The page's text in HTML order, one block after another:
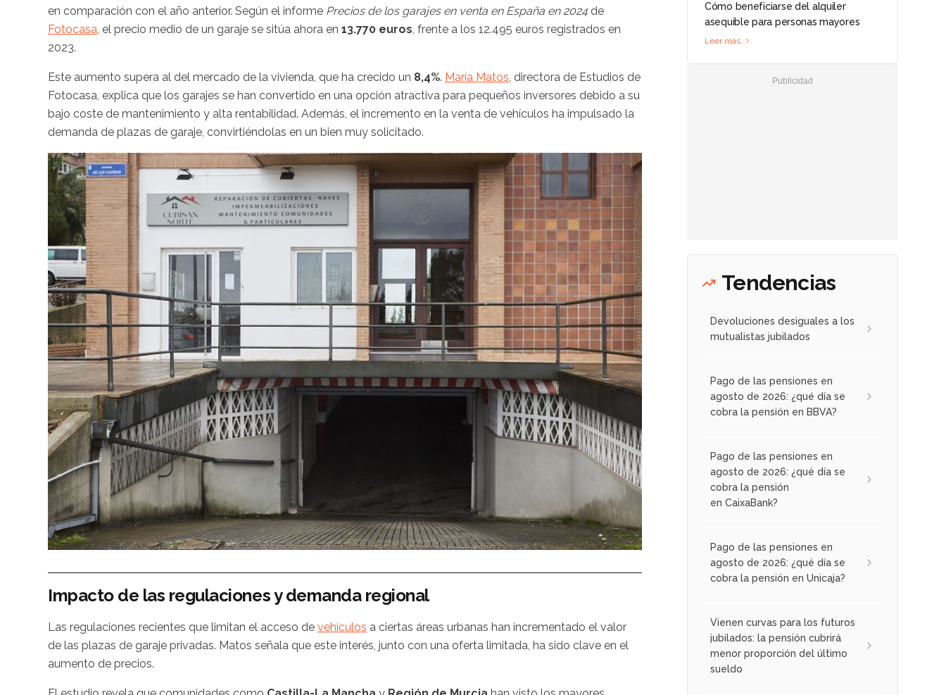
en comparación con el año anterior. Según el informe Precios de los garajes en venta en España en 2024 de
Fotocasa , el precio medio de un garaje se sitúa ahora en 13.770 euros , frente a los 12.495 euros registrados en
2023.
Este aumento supera al del mercado de la vivienda, que ha crecido un 8,4%. María Matos , directora de Estudios de
Fotocasa, explica que los garajes se han convertido en una opción atractiva para pequeños inversores debido a su
bajo coste de mantenimiento y alta rentabilidad. Además, el incremento en la venta de vehículos ha impulsado la
demanda de plazas de garaje, convirtiéndolas en un bien muy solicitado.
Impacto de las regulaciones y demanda regional
Las regulaciones recientes que limitan el acceso de vehículos a ciertas áreas urbanas han incrementado el valor
de las plazas de garaje privadas. Matos señala que este interés, junto con una oferta limitada, ha sido clave en el
aumento de precios.
Cómo beneficiarse del alquiler
asequible para personas mayores
Leer más
Tendencias
Devoluciones desiguales a los
mutualistas jubilados
Pago de las pensiones en
agosto de 2026: ¿qué día se
cobra la pensión en BBVA?
Pago de las pensiones en
agosto de 2026: ¿qué día se
cobra la pensión
en CaixaBank?
Pago de las pensiones en
agosto de 2026: ¿qué día se
cobra la pensión en Unicaja?
Vienen curvas para los futuros
jubilados: la pensión cubrirá
menor proporción del último
sueldo